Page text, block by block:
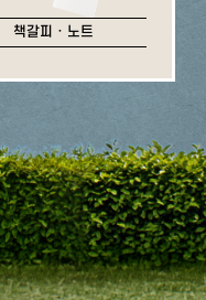
책갈피 · 노트